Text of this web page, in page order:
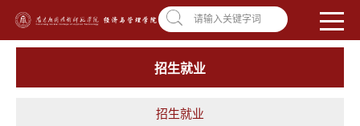
南昌应用技术师范学院，助你圆梦! 学校首页| OA系统 违反师德举报信箱
请输入关键字词
招生就业
招生就业